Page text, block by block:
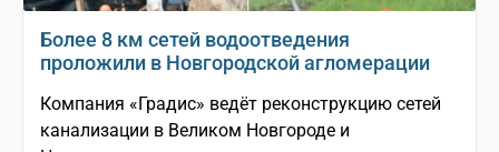
Более 8 км сетей водоотведения
проложили в Новгородской агломерации
Компания «Градис» ведёт реконструкцию сетей
канализации в Великом Новгороде и